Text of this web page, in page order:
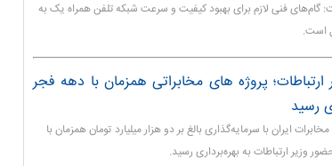
گام‌های فنی لازم برای بهبود کیفیت و سرعت شبکه تلفن همراه یک به
است.
ارتباطات؛ پروژه های مخابراتی همزمان با دهه فجر
رسید
ایران با سرمایه‌گذاری بالغ بر دو هزار میلیارد تومان همزمان با